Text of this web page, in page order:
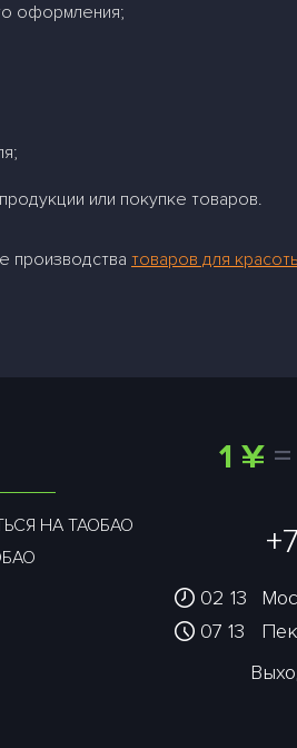
оформления;
или покупке товаров.
производства товаров для
НА ТАОБАО
1 ¥ =
02:13
07:13